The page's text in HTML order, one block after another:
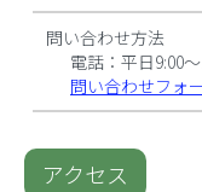
問い合わせ方法
電話：平日9:00
問い合わせフォ
アクセス